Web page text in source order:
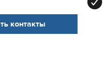
контакты